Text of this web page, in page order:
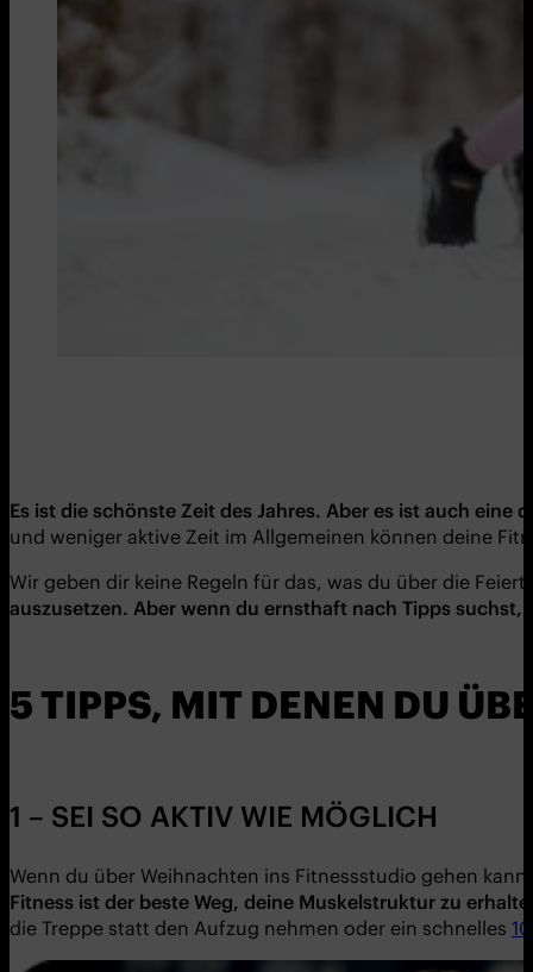
Es ist die schönste Zeit des Jahres. Aber es ist auch
und weniger aktive Zeit im Allgemeinen können deine
Wir geben dir keine Regeln für das, was du über die
auszusetzen. Aber wenn du ernsthaft nach Tipps suchst,
5 TIPPS, MIT DENEN DU
1 – SEI SO AKTIV WIE MÖGLICH
Wenn du über Weihnachten ins Fitnessstudio gehen
Fitness ist der beste Weg, deine Muskelstruktur zu
die Treppe statt den Aufzug nehmen oder ein schnelles